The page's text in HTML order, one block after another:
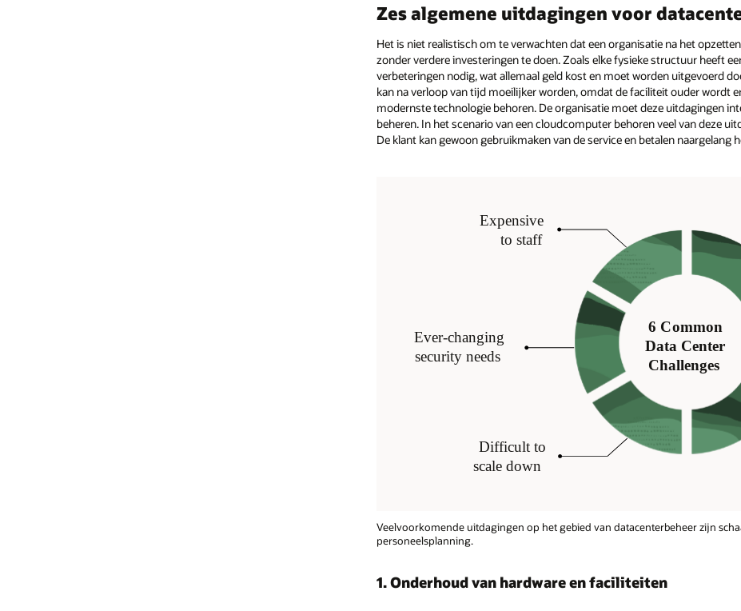
Zes algemene uitdagingen voor
Het is niet realistisch om te verwachten dat een organisatie na het
zonder verdere investeringen te doen. Zoals elke fysieke structuur heeft
verbeteringen nodig, wat allemaal geld kost en moet worden uitgevoerd
kan na verloop van tijd moeilijker worden, omdat de faciliteit ouder wordt
modernste technologie behoren. De organisatie moet deze uitdagingen
beheren. In het scenario van een cloudcomputer behoren veel van deze
De klant kan gewoon gebruikmaken van de service en betalen naargelang
Veelvoorkomende uitdagingen op het gebied van datacenterbeheer zijn
personeelsplanning.
1. Onderhoud van hardware en faciliteiten